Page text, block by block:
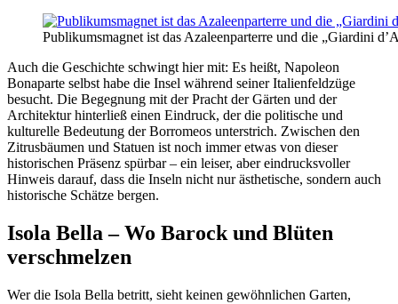
Publikumsmagnet ist das Azaleenparterre und die „Giardini
Auch die Geschichte schwingt hier mit: Es heißt, Napoleon
Bonaparte selbst habe die Insel während seiner Italienfeldzüge
besucht. Die Begegnung mit der Pracht der Gärten und der
Architektur hinterließ einen Eindruck, der die politische und
kulturelle Bedeutung der Borromeos unterstrich. Zwischen den
Zitrusbäumen und Statuen ist noch immer etwas von dieser
historischen Präsenz spürbar – ein leiser, aber eindrucksvoller
Hinweis darauf, dass die Inseln nicht nur ästhetische, sondern auch
historische Schätze bergen.
Isola Bella – Wo Barock und Blüten
verschmelzen
Wer die Isola Bella betritt, sieht keinen gewöhnlichen Garten,